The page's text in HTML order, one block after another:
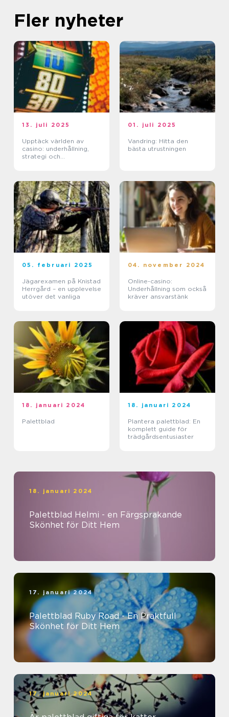
Fler nyheter
13. juli 2025
Upptäck världen av
casino: underhållning,
strategi och
01. juli 2025
Vandring: Hitta den
bästa utrustningen
05. februari 2025
Jägarexamen på Knistad
Herrgård – en upplevelse
utöver det vanliga
04. november 2024
Online-casino:
Underhållning som också
kräver ansvarstänk
18. januari 2024
Palettblad
18. januari 2024
Plantera palettblad: En
komplett guide för
trädgårdsentusiaster
18. januari 2024
Palettblad Helmi - en Färgsprakande
Skönhet för Ditt Hem
17. januari 2024
Palettblad Ruby Road - En Praktfull
Skönhet för Ditt Hem
17. januari 2024